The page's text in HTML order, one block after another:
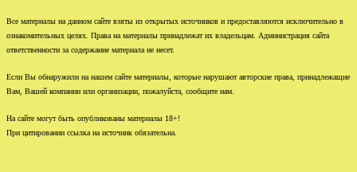
Все материалы на данном сайте взяты из открытых источников и предоставляются исключительно в
ознакомительных целях. Права на материалы принадлежат их владельцам. Администрация сайта
ответственности за содержание материала не несет.
Если Вы обнаружили на нашем сайте материалы, которые нарушают авторские права, принадлежащие
Вам, Вашей компании или организации, пожалуйста, сообщите нам.
На сайте могут быть опубликованы материалы 18+!
При цитировании ссылка на источник обязательна.